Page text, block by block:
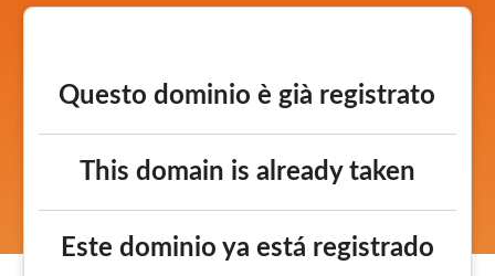
Questo dominio è già registrato
This domain is already taken
Este dominio ya está registrado